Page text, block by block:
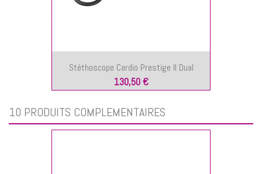
Stéthoscope Cardio Prestige II Dual
130,50 €
10 PRODUITS COMPLÉMENTAIRES